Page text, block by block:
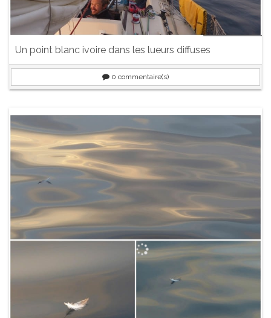
Un point blanc ivoire dans les lueurs diffuses
0 commentaire(s)